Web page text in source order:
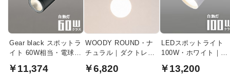
Gear black スポットラ
イト 60W相当・電球色
￥11,374
WOODY ROUND・ナ
チュラル｜ダクトレー
￥6,820
LEDスポットライト
100W・ホワイト｜光
￥13,200